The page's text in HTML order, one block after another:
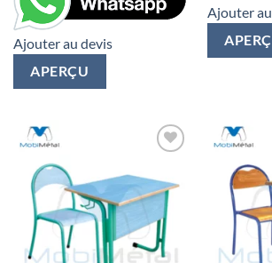
Ajouter au devis
APERÇU
Ajouter